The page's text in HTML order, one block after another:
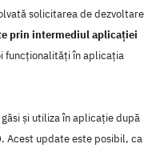
solicitarea de dezvoltare
prin intermediul aplicației
funcţionalităţi în aplicaţia
şi utiliza în aplicaţie după
Acest update este posibil, ca